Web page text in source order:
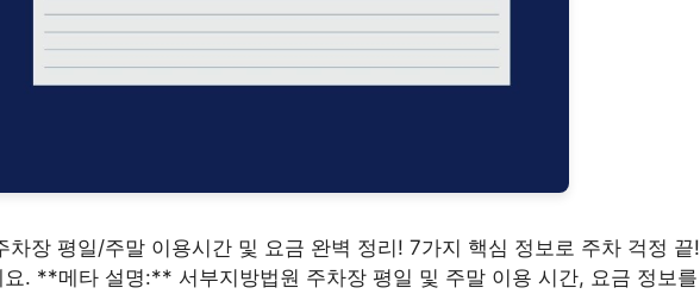
차장 평일/주말 이용시간 및 요금 완벽 정리! 7가지 핵심 정보로 주차 걱정 끝!
요. **메타 설명:** 서부지방법원 주차장 평일 및 주말 이용 시간, 요금 정보를